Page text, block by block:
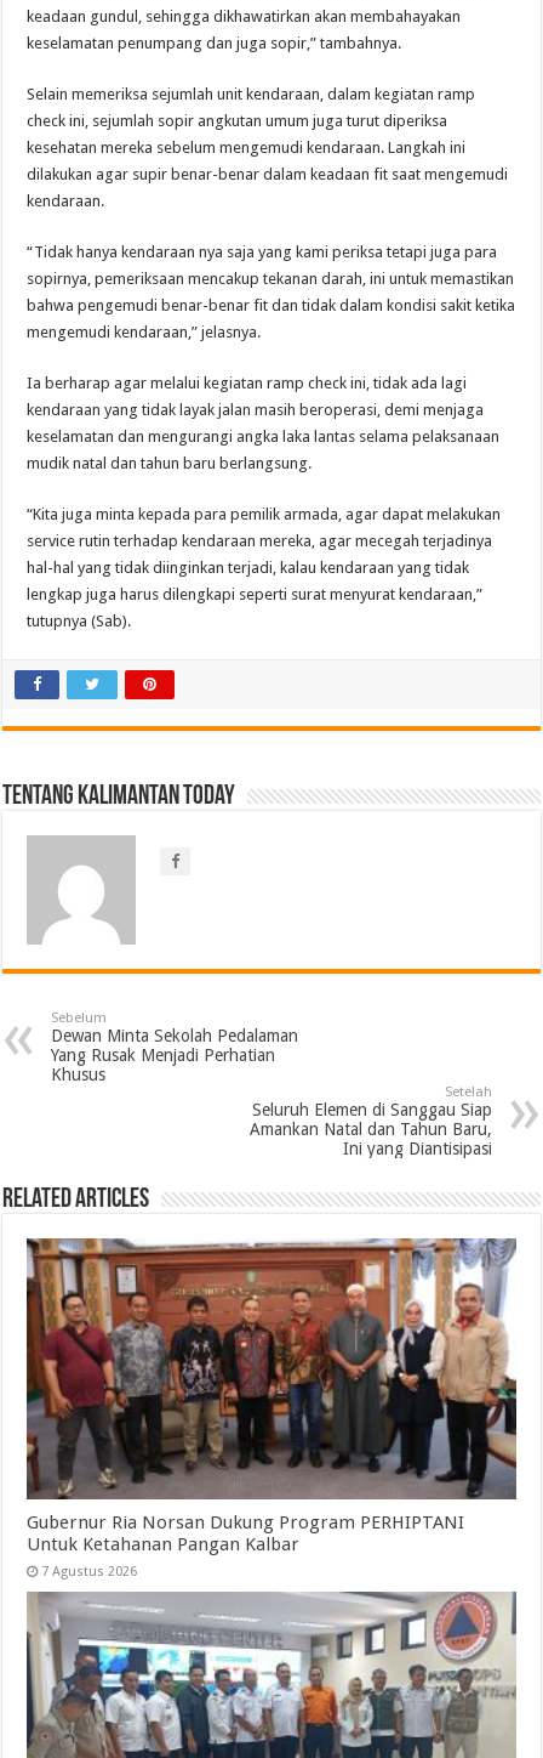
keadaan gundul, sehingga dikhawatirkan akan membahayakan
keselamatan penumpang dan juga sopir,” tambahnya.
Selain memeriksa sejumlah unit kendaraan, dalam kegiatan ramp
check ini, sejumlah sopir angkutan umum juga turut diperiksa
kesehatan mereka sebelum mengemudi kendaraan. Langkah ini
dilakukan agar supir benar-benar dalam keadaan fit saat mengemudi
kendaraan.
“Tidak hanya kendaraan nya saja yang kami periksa tetapi juga para
sopirnya, pemeriksaan mencakup tekanan darah, ini untuk memastikan
bahwa pengemudi benar-benar fit dan tidak dalam kondisi sakit ketika
mengemudi kendaraan,” jelasnya.
Ia berharap agar melalui kegiatan ramp check ini, tidak ada lagi
kendaraan yang tidak layak jalan masih beroperasi, demi menjaga
keselamatan dan mengurangi angka laka lantas selama pelaksanaan
mudik natal dan tahun baru berlangsung.
“Kita juga minta kepada para pemilik armada, agar dapat melakukan
service rutin terhadap kendaraan mereka, agar mecegah terjadinya
hal-hal yang tidak diinginkan terjadi, kalau kendaraan yang tidak
lengkap juga harus dilengkapi seperti surat menyurat kendaraan,”
tutupnya (Sab).
Tentang Kalimantan Today
Sebelum
Dewan Minta Sekolah Pedalaman
Yang Rusak Menjadi Perhatian
Khusus
Setelah
Seluruh Elemen di Sanggau Siap
Amankan Natal dan Tahun Baru,
Ini yang Diantisipasi
Related Articles
Gubernur Ria Norsan Dukung Program PERHIPTANI
Untuk Ketahanan Pangan Kalbar
7 Agustus 2026